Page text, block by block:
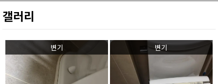
갤러리
변기 변기